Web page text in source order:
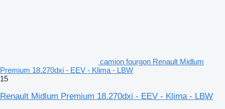
camion fourgon Renault Midlum
Premium 18.270dxi - EEV - Klima - LBW
15
Renault Midlum Premium 18.270dxi - EEV - Klima - LBW